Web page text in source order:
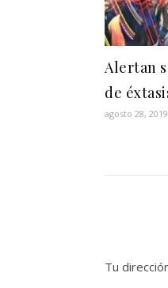
Alertan
de
agosto 28, 2019
Tu